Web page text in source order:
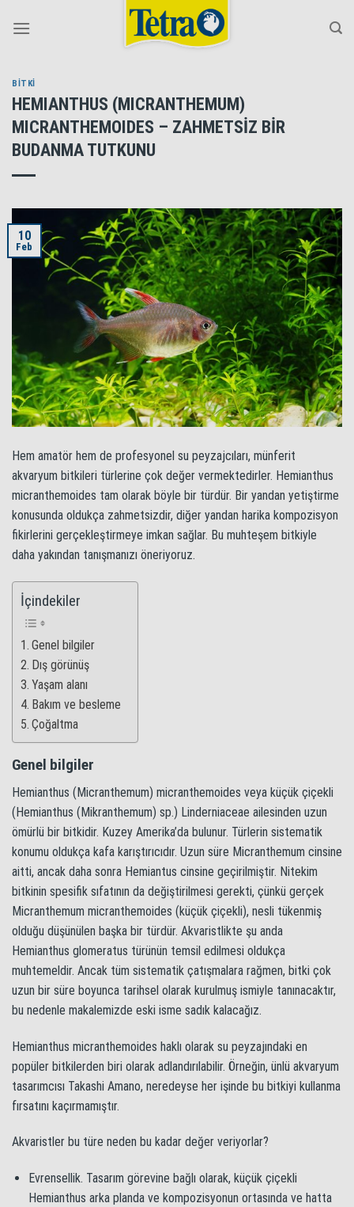
BİTKİ
HEMIANTHUS (MICRANTHEMUM)
MICRANTHEMOIDES – ZAHMETSİZ BİR
BUDANMA TUTKUNU
10
Feb
Hem amatör hem de profesyonel su peyzajcıları, münferit
akvaryum bitkileri türlerine çok değer vermektedirler. Hemianthus
micranthemoides tam olarak böyle bir türdür. Bir yandan yetiştirme
konusunda oldukça zahmetsizdir, diğer yandan harika kompozisyon
fikirlerini gerçekleştirmeye imkan sağlar. Bu muhteşem bitkiyle
daha yakından tanışmanızı öneriyoruz.
İçindekiler
Genel bilgiler
Dış görünüş
Yaşam alanı
Bakım ve besleme
Çoğaltma
Genel bilgiler
Hemianthus (Micranthemum) micranthemoides veya küçük çiçekli
(Hemianthus (Mikranthemum) sp.) Linderniaceae ailesinden uzun
ömürlü bir bitkidir. Kuzey Amerika’da bulunur. Türlerin sistematik
konumu oldukça kafa karıştırıcıdır. Uzun süre Micranthemum cinsine
aitti, ancak daha sonra Hemiantus cinsine geçirilmiştir. Nitekim
bitkinin spesifik sıfatının da değiştirilmesi gerekti, çünkü gerçek
Micranthemum micranthemoides (küçük çiçekli), nesli tükenmiş
olduğu düşünülen başka bir türdür. Akvaristlikte şu anda
Hemianthus glomeratus türünün temsil edilmesi oldukça
muhtemeldir. Ancak tüm sistematik çatışmalara rağmen, bitki çok
uzun bir süre boyunca tarihsel olarak kurulmuş ismiyle tanınacaktır,
bu nedenle makalemizde eski isme sadık kalacağız.
Hemianthus micranthemoides haklı olarak su peyzajındaki en
popüler bitkilerden biri olarak adlandırılabilir. Örneğin, ünlü akvaryum
tasarımcısı Takashi Amano, neredeyse her işinde bu bitkiyi kullanma
fırsatını kaçırmamıştır.
Akvaristler bu türe neden bu kadar değer veriyorlar?
Evrensellik. Tasarım görevine bağlı olarak, küçük çiçekli
Hemianthus arka planda ve kompozisyonun ortasında ve hatta